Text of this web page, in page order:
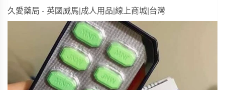
久愛藥局 - 英國威馬|成人用品|線上商城|台灣